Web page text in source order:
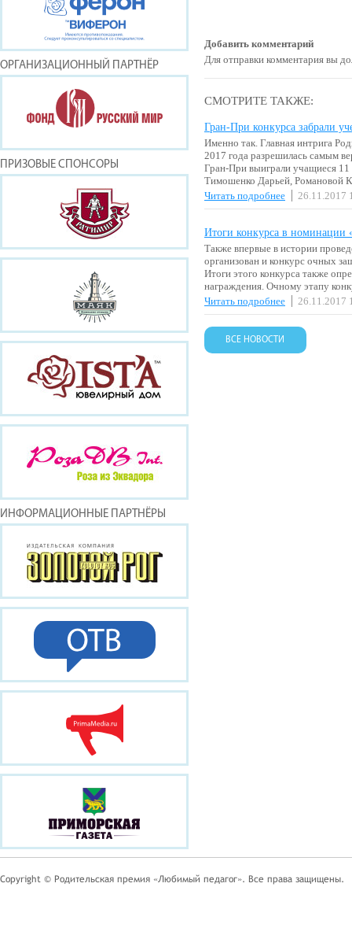
ОРГАНИЗАЦИОННЫЙ ПАРТНЁР
ПРИЗОВЫЕ СПОНСОРЫ
ИНФОРМАЦИОННЫЕ ПАРТНЁРЫ
Добавить комментарий
Для отправки комментария вы
СМОТРИТЕ ТАКЖЕ:
Гран-При конкурса забрали
Именно так. Главная интрига
2017 года разрешилась самым
Гран-При выиграли учащиеся
Тимошенко Дарьей, Романовой
Читать подробнее
26.11.2017
Итоги конкурса в
Также впервые в истории
организован и конкурс очных
Итоги этого конкурса также
награждения. Очному этапу
Читать подробнее
26.11.2017
ВСЕ НОВОСТИ
Copyright © Родительская премия «Любимый педагог». Все права защищены.